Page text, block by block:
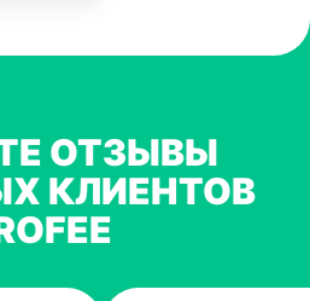
ОТЗЫВЫ
КЛИЕНТОВ